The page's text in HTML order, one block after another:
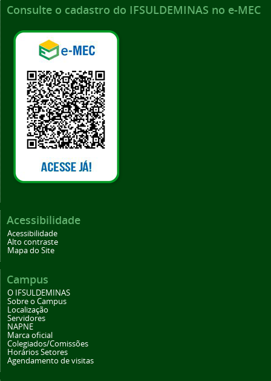
Consulte o cadastro do IFSULDEMINAS no e-MEC
Acessibilidade
Acessibilidade
Alto contraste
Mapa do Site
Campus
O IFSULDEMINAS
Sobre o Campus
Localização
Servidores
NAPNE
Marca oficial
Colegiados/Comissões
Horários Setores
Agendamento de visitas